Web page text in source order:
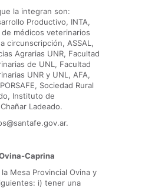
la integran son:
Productivo, INTA,
de médicos veterinarios
circunscripción, ASSAL,
Agrarias UNR, Facultad
de UNL, Facultad
UNR y UNL, AFA,
Sociedad Rural
Instituto de
Ladeado.
Caprina
Mesa Provincial Ovina y
i) tener una